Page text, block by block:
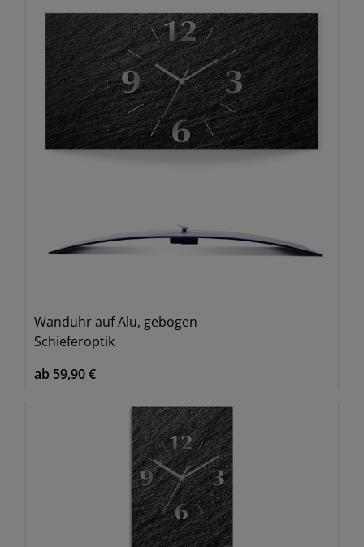
Wanduhr auf Alu, gebogen
Schieferoptik
ab 59,90 €